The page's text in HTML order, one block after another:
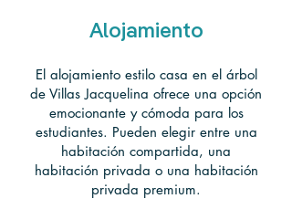
Alojamiento
El alojamiento estilo casa en el árbol
de Villas Jacquelina ofrece una opción
emocionante y cómoda para los
estudiantes. Pueden elegir entre una
habitación compartida, una
habitación privada o una habitación
privada premium.